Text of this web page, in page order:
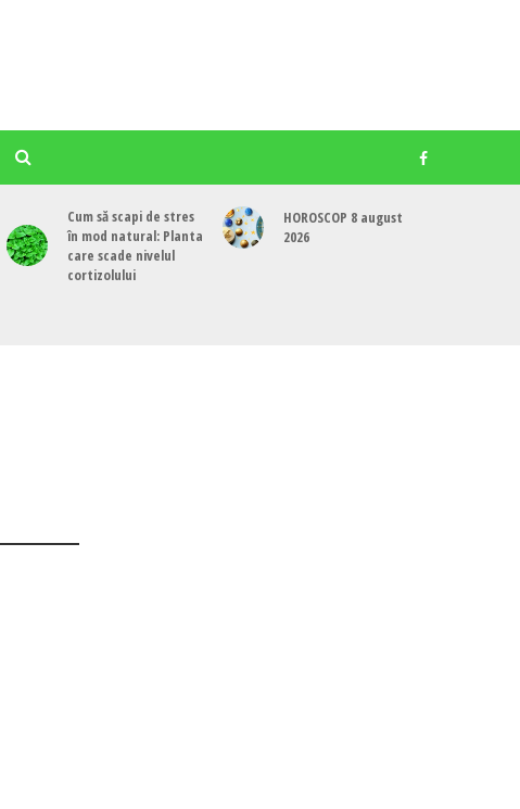
Cum să scapi de stres
în mod natural: Planta
care scade nivelul
cortizolului
HOROSCOP 8 august
2026